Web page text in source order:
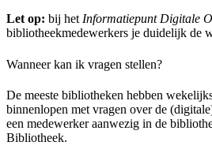
Let op: bij het Informatiepunt Digitale
bibliotheekmedewerkers je duidelijk de
Wanneer kan ik vragen stellen?
De meeste bibliotheken hebben
binnenlopen met vragen over de
een medewerker aanwezig in de
Bibliotheek.